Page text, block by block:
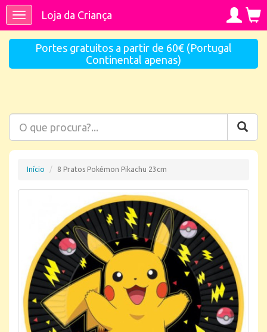
ToggleLoja da Criança
Portes gratuitos a partir de 60€ (Portugal
Continental apenas)
Início 8 Pratos Pokémon Pikachu 23cm